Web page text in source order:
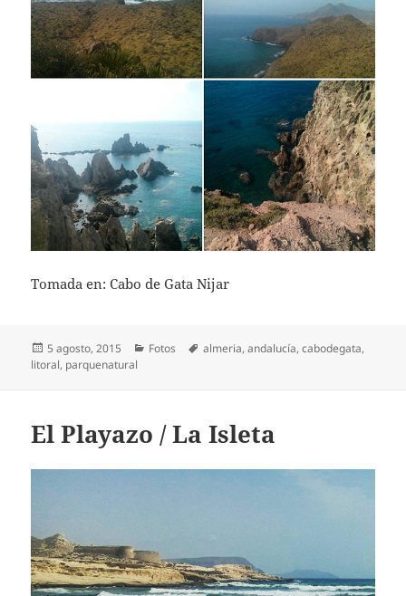
Tomada en: Cabo de Gata Nijar
Publicado
el
5 agosto, 2015 Categorías
Fotos Etiquetas
almeria,andalucía,cabodegata,
litoral, parquenatural
El Playazo / La Isleta